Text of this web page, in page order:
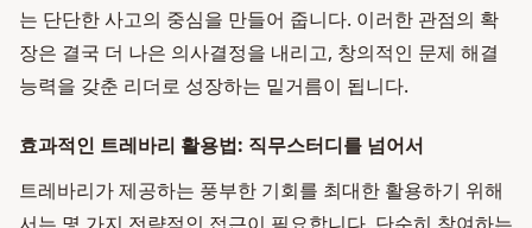
는 단단한 사고의 중심을 만들어 줍니다. 이러한 관점의 확
장은 결국 더 나은 의사결정을 내리고, 창의적인 문제 해결
능력을 갖춘 리더로 성장하는 밑거름이 됩니다.
효과적인 트레바리 활용법: 직무스터디를 넘어서
트레바리가 제공하는 풍부한 기회를 최대한 활용하기 위해